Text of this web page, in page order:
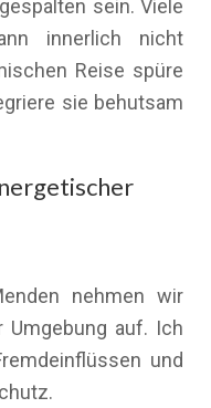
sein. Viele
innerlich nicht
Reise spüre
sie behutsam
nehmen wir
Umgebung auf. Ich
und